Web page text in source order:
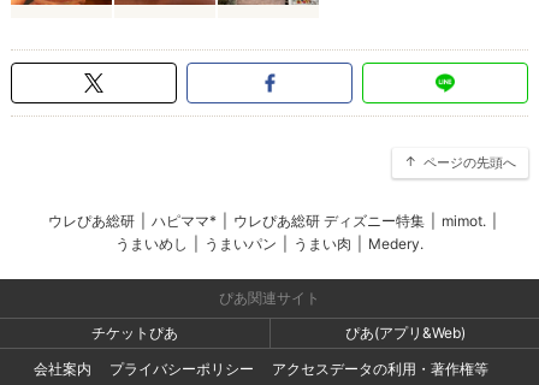
ページの先頭へ
ウレぴあ総研 ハピママ* ウレぴあ総研 ディズニー特集 mimot.
うまいめし
うまいパン うまい肉 Medery.
ぴあ関連サイト
チケットぴあ
ぴあ(アプリ&Web)
会社案内
プライバシーポリシー アクセスデータの利用・著作権等